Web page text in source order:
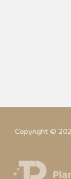
Copyright ©